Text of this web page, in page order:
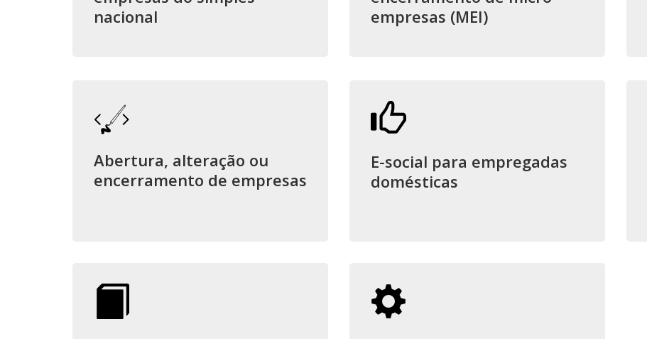
nacional
empresas (MEI)
Abertura, alteração ou
encerramento de empresas
E-social para empregadas
domésticas